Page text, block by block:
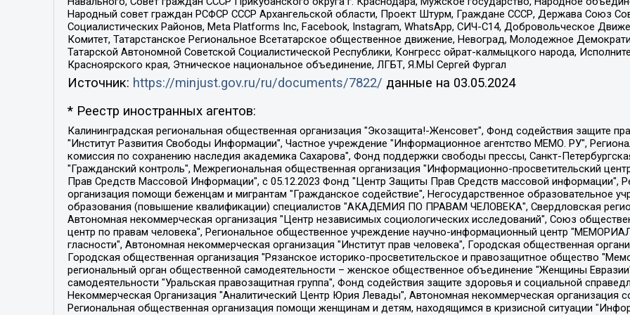
Народный совет граждан РСФСР СССР Архангельской области, Проект Штурм, Граждане СССР, Держава Союз
Социалистических Районов, Meta Platforms Inc, Facebook, Instagram, WhatsApp, СИЧ-С14, Добровольческое
Комитет, Татарстанское Региональное Всетатарское общественное движение, Невоград, Молодежное
Татарской Автономной Советской Социалистической Республики, Конгресс ойрат-калмыцкого народа,
Красноярского края, Этническое национальное объединение, ЛГБТ, Я.МЫ Сергей Фургал
Источник: https://minjust.gov.ru/ru/documents/7822/ данные на 03.05.2024
* Реестр иностранных агентов:
Калининградская региональная общественная организация "Экозащита!-Женсовет", Фонд содействия защите прав и свобод граждан "Общественный вердикт", Фонд "Институт Развития Свободы Информации", Частное учреждение "Информационное агентство МЕМО. РУ", Региональная общественная организация "Общественная комиссия по сохранению наследия академика Сахарова", Фонд поддержки свободы прессы, Санкт-Петербургская общественная правозащитная организация "Гражданский контроль", Межрегиональная общественная организация "Информационно-просветительский центр "Мемориал", Региональный Фонд "Центр Защиты Прав Средств Массовой Информации", с 05.12.2023 Фонд "Центр Защиты Прав Средств массовой информации", Региональная общественная благотворительная организация помощи беженцам и мигрантам "Гражданское содействие", Негосударственное образовательное учреждение дополнительного профессионального образования (повышение квалификации) специалистов "АКАДЕМИЯ ПО ПРАВАМ ЧЕЛОВЕКА", Свердловская региональная общественная организация "Сутяжник", Автономная некоммерческая организация "Центр независимых социологических исследований", Союз общественных объединений "Российский исследовательский центр по правам человека", Региональное общественное учреждение научно-информационный центр "МЕМОРИАЛ", Некоммерческая организация "Фонд защиты гласности", Автономная некоммерческая организация "Институт прав человека", Городская общественная организация "Екатеринбургское общество "МЕМОРИАЛ", Городская общественная организация "Рязанское историко-просветительское и правозащитное общество "Мемориал" (Рязанский Мемориал), Челябинский региональный орган общественной самодеятельности – женское общественное объединение "Женщины Евразии", Челябинский региональный орган общественной самодеятельности "Уральская правозащитная группа", Фонд содействия защите здоровья и социальной справедливости имени Андрея Рылькова, Автономная Некоммерческая Организация "Аналитический Центр Юрия Левады", Автономная некоммерческая организация социальной поддержки населения "Проект Апрель", Региональная общественная организация помощи женщинам и детям, находящимся в кризисной ситуации "Информационно-методический центр "Анна", Фонд содействия развитию массовых коммуникаций и правовому просвещению "Так-так-Так", Фонд содействия устойчивому развитию "Серебряная тайга", Свердловский региональный общественный фонд социальных проектов "Новое время", "Idel.Реалии", Кавказ.Реалии, Крым.Реалии, Телеканал Настоящее Время, Татаро-башкирская служба Радио Свобода (Azatliq Radiosi), Радио Свободная Европа/Радио Свобода (PCE/PC), "Сибирь.Реалии", "Фактограф", Благотворительный фонд помощи осужденным и их семьям, Автономная некоммерческая организация "Институт глобализации и социальных движений", Фонд "В защиту прав заключенных", Частное учреждение "Центр поддержки и содействия развитию средств массовой информации", Пензенский региональный общественный благотворительный фонд "Гражданский союз", "Север.Реалии", Некоммерческая организация Фонд "Правовая инициатива", Общество с ограниченной ответственностью "Радио Свободная Европа/Радио Свобода", Чешское информационное агентство "MEDIUM-ORIENT", Красноярская региональная общественная организация "Мы против СПИДа", Камалягин Денис Николаевич, Маркелов Сергей Евгеньевич, Пономарев Лев Александрович, Савицкая Людмила Алексеевна, Автономная некоммерческая организация "Центр по работе с проблемой насилия "НАСИЛИЮ.НЕТ", Межрегиональный профессиональный союз работников здравоохранения "Альянс врачей", Юридическое лицо, зарегистрированное в Латвийской Республике, SIA "Medusa Project" (регистрационный номер 40103797863, дата регистрации 10.06.2014), Некоммерческая организация "Фонд по борьбе с коррупцией", Автономная некоммерческая организация "Институт права и публичной политики", Баданин Роман Сергеевич, Гликин Максим Александрович, Железнова Мария Михайловна, Лукьянова Юлия Сергеевна, Маетная Елизавета Витальевна, Маняхин Петр Борисович, Чуракова Ольга Владимировна, Ярош Юлия Петровна, Юридическое лицо "The Insider SIA", зарегистрированное в Риге, Латвийская Республика (дата регистрации 26.06.2015), являющееся администратором доменного имени интернет-издания "The Insider SIA", https://theins.ru, Постернак Алексей Евгеньевич, Рубин Михаил Аркадьевич, Анин Роман Александрович, Юридическое лицо Istories fonds, зарегистрированное в Латвийской Республике (регистрационный номер 50008295751, дата регистрации 24.02.2020), Великовский Дмитрий Александрович, Долинина Ирина Николаевна, Мароховская Алеся Алексеевна, Шлейнов Роман Юрьевич, Шмагун Олеся Валентиновна, Общество с ограниченной ответственностью "Альтаир 2021", Общество с ограниченной ответственностью "Вега 2021", Общество с ограниченной ответственностью "Главный редактор 2021", Общество с ограниченной ответственностью "Ромашки монолит", Важенков Артем Валерьевич, Ивановская областная общественная организация "Центр гендерных исследований", Гурман Юрий Альбертович, Медиапроект "ОВД-Инфо", Егоров Владимир Владимирович, Жилинский Владимир Александрович, Общество с ограниченной ответственностью "ЗП", Иванова София Юрьевна, Карезина Инна Павловна, Кильтау Екатерина Викторовна, Петров Алексей Викторович, Пискунов Сергей Евгеньевич, Смирнов Сергей Сергеевич, Тихонов Михаил Сергеевич, Общество с ограниченной ответственностью "ЖУРНАЛИСТ-ИНОСТРАННЫЙ АГЕНТ", Арапова Галина Юрьевна, Вольтская Татьяна Анатольевна, Американская компания "Mason G.E.S. Anonymous Foundation" (США), являющаяся владельцем интернет-издания https://mnews.world/, Компания "Stichting Bellingcat", зарегистрированная в Нидерландах (дата регистрации 11.07.2018), Захаров Андрей Вячеславович, Клепиковская Екатерина Дмитриевна, Общество с ограниченной ответственностью "МЕМО", Перл Роман Александрович, Симонов Евгений Алексеевич, Соловьева Елена Анатольевна, Сотников Даниил Владимирович, Сурначева Елизавета Дмитриевна, Автономная некоммерческая организация по защите прав человека и информированию населения "Якутия – Наше Мнение", Общество с ограниченной ответственностью "Москоу диджитал медиа", с 26.01.2023 Общество с ограниченной ответственностью "Чайка Белые сады", Ветошкина Валерия Валерьевна, Заговора Максим Александрович, Межрегиональное общественное движение "Российская ЛГБТ - сеть", Оленичев Максим Владимирович, Павлов Иван Юрьевич, Скворцова Елена Сергеевна, Общество с ограниченной ответственностью "Как бы инагент", Кочетков Игорь Викторович, Общество с ограниченной ответственностью "Честные выборы", Еланчик Олег Александрович, Общество с ограниченной ответственностью "Нобелевский призыв", Гималова Регина Эмилевна, Григорьев Андрей Валерьевич, Григорьева Алина Александровна, Ассоциация по содействию защите прав призывников, альтернативнослужащих и военнослужащих "Правозащитная группа